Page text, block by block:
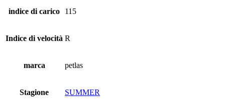
indice di carico 115
Indice di velocità R
marca petlas
Stagione SUMMER